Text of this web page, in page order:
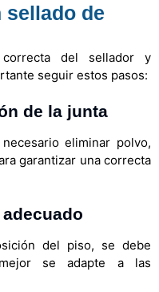
sellado de
correcta del sellador y
seguir estos pasos:
de la junta
eliminar polvo,
garantizar una correcta
del piso, se debe
se adapte a las